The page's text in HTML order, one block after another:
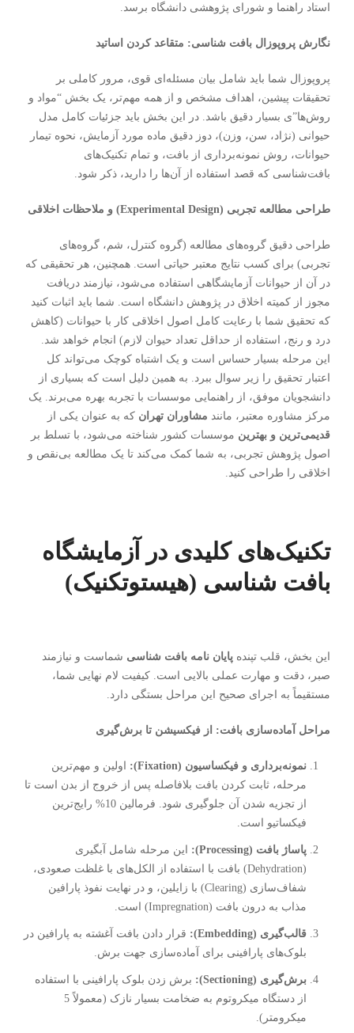
استاد راهنما و شورای پژوهشی دانشگاه برسد.
نگارش پروپوزال بافت شناسی: متقاعد کردن اساتید
پروپوزال شما باید شامل بیان مسئله‌ای قوی، مرور کاملی بر
تحقیقات پیشین، اهداف مشخص و از همه مهم‌تر، یک بخش “مواد و
روش‌ها”ی بسیار دقیق باشد. در این بخش باید جزئیات کامل مدل
حیوانی (نژاد، سن، وزن)، دوز دقیق ماده مورد آزمایش، نحوه تیمار
حیوانات، روش نمونه‌برداری از بافت، و تمام تکنیک‌های
بافت‌شناسی که قصد استفاده از آن‌ها را دارید، ذکر شود.
طراحی مطالعه تجربی (Experimental Design) و ملاحظات اخلاقی
طراحی دقیق گروه‌های مطالعه (گروه کنترل، شم، گروه‌های
تجربی) برای کسب نتایج معتبر حیاتی است. همچنین، هر تحقیقی که
در آن از حیوانات آزمایشگاهی استفاده می‌شود، نیازمند دریافت
مجوز از کمیته اخلاق در پژوهش دانشگاه است. شما باید اثبات کنید
که تحقیق شما با رعایت کامل اصول اخلاقی کار با حیوانات (کاهش
درد و رنج، استفاده از حداقل تعداد حیوان لازم) انجام خواهد شد.
این مرحله بسیار حساس است و یک اشتباه کوچک می‌تواند کل
اعتبار تحقیق را زیر سوال ببرد. به همین دلیل است که بسیاری از
دانشجویان موفق، از راهنمایی موسسات با تجربه بهره می‌برند. یک
مرکز مشاوره معتبر، مانند مشاوران تهران که به عنوان یکی از
قدیمی‌ترین و بهترین موسسات کشور شناخته می‌شود، با تسلط بر
اصول پژوهش تجربی، به شما کمک می‌کند تا یک مطالعه بی‌نقص و
اخلاقی را طراحی کنید.
تکنیک‌های کلیدی در آزمایشگاه
بافت شناسی (هیستوتکنیک)
این بخش، قلب تپنده پایان نامه بافت شناسی شماست و نیازمند
صبر، دقت و مهارت عملی بالایی است. کیفیت لام نهایی شما،
مستقیماً به اجرای صحیح این مراحل بستگی دارد.
مراحل آماده‌سازی بافت: از فیکسیشن تا برش‌گیری
نمونه‌برداری و فیکساسیون (Fixation):
اولین و مهم‌ترین
مرحله، ثابت کردن بافت بلافاصله پس از خروج از بدن است تا
از تجزیه شدن آن جلوگیری شود. فرمالین 10% رایج‌ترین
فیکساتیو است.
پاساژ بافت (Processing):
این مرحله شامل آبگیری
(Dehydration) بافت با استفاده از الکل‌های با غلظت صعودی،
شفاف‌سازی (Clearing) با زایلین، و در نهایت نفوذ پارافین
مذاب به درون بافت (Impregnation) است.
قالب‌گیری (Embedding):
قرار دادن بافت آغشته به پارافین در
بلوک‌های پارافینی برای آماده‌سازی جهت برش.
برش‌گیری (Sectioning):
برش زدن بلوک پارافینی با استفاده
از دستگاه میکروتوم به ضخامت بسیار نازک (معمولاً 5
میکرومتر).